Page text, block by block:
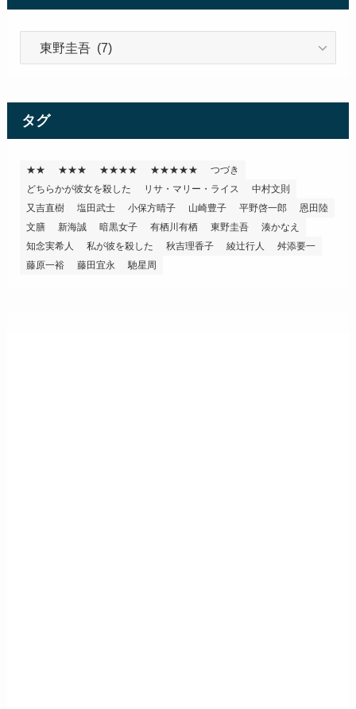
リ
ー
タグ
★★ ★★★ ★★★★ ★★★★★
つづき
どちらかが彼女を殺した
リサ・マリー・ライス
中村文則
又吉直樹
塩田武士 小保方晴子 山崎豊子 平野啓一郎
恩田陸
文膳
新海誠 暗黒女子 有栖川有栖 東野圭吾
湊かなえ
知念実希人
私が彼を殺した 秋吉理香子 綾辻行人
舛添要一
藤原一裕
藤田宜永 馳星周